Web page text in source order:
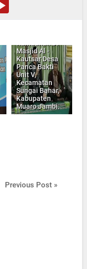
Deliansyah
Masjid Al -
Kautsar Desa
Panca Bakti
Unit V,
Kecamatan
Sungai Bahar,
Kabupaten
Muaro Jambi.
Previous Post »